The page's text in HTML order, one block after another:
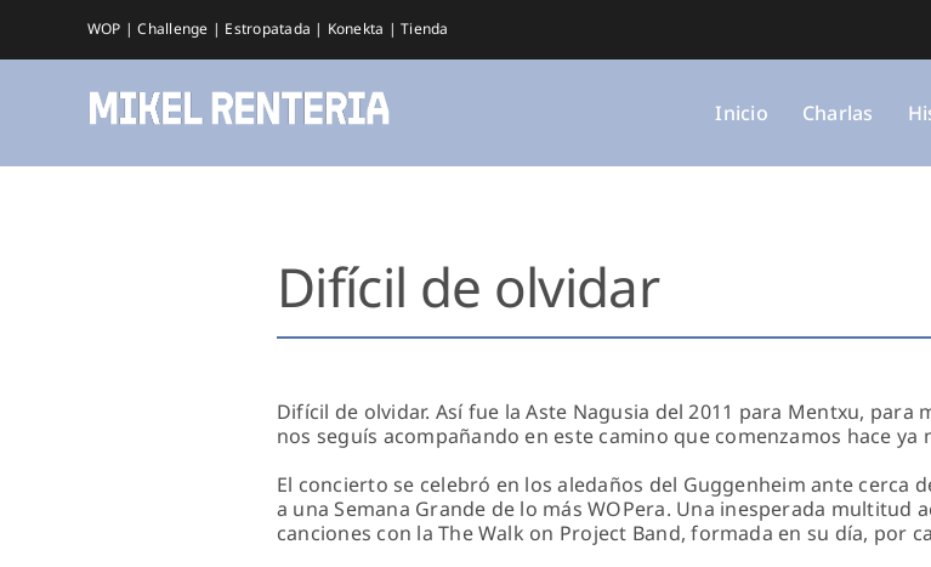
contenido
WOP |Challenge | Estropatada | Konekta |Tienda
Inicio Charlas
Difícil de olvidar
Difícil de olvidar. Así fue la Aste Nagusia del 2011 para Mentxu,
nos seguís acompañando en este camino que comenzamos hace ya
El concierto se celebró en los aledaños del Guggenheim ante cerca
a una Semana Grande de lo más WOPera. Una inesperada multitud
canciones con la The Walk on Project Band, formada en su día, por